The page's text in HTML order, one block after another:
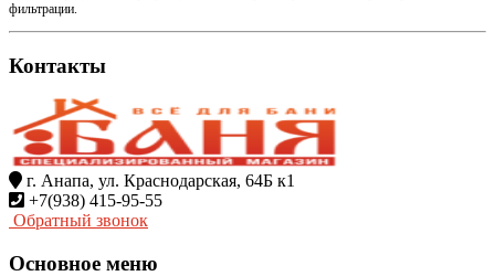
фильтрации.
Контакты
г. Анапа, ул. Краснодарская, 64Б к1
+7(938) 415-95-55
Обратный звонок
Основное меню